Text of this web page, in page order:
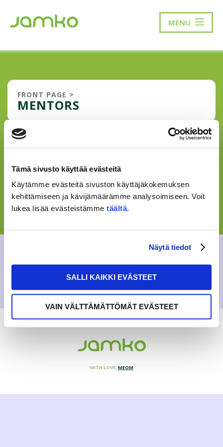
Tämä sivusto käyttää evästeitä
Käytämme evästeitä sivuston käyttäjäkokemuksen
kehittämiseen ja kävijämäärämme analysoimiseen. Voit
lukea lisää evästeistämme täältä.
Näytä tiedot
SALLI KAIKKI EVÄSTEET
VAIN VÄLTTÄMÄTTÖMÄT EVÄSTEET
MENU
FRONT PAGE >
MENTORS
ABOUT MENTORING
Writer: Marika Väisänen I started studying in JAMK in
2019. It became clear during my first year that tutoring
could be my thing because I've been working as a
workplace instructor at my job...
BLOG
21.3.2022
WITH LOVE, MEOM